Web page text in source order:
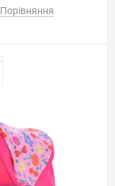
Порівняння